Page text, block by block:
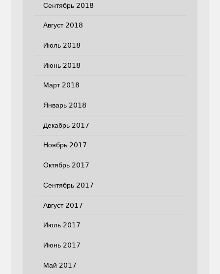
Сентябрь 2018
Август 2018
Июль 2018
Июнь 2018
Март 2018
Январь 2018
Декабрь 2017
Ноябрь 2017
Октябрь 2017
Сентябрь 2017
Август 2017
Июль 2017
Июнь 2017
Май 2017